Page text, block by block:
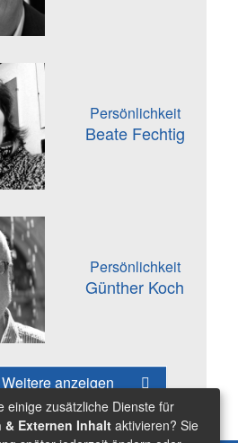
Persönlichkeit
Beate Fechtig
Persönlichkeit
Günther Koch
Weitere anzeigen
einige zusätzliche Dienste für
Externen Inhaltaktivieren? Sie